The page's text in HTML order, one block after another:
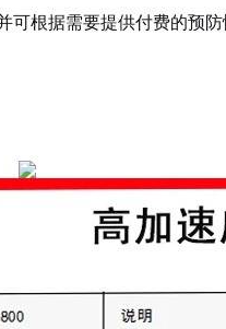
根据需要提供付费的预防